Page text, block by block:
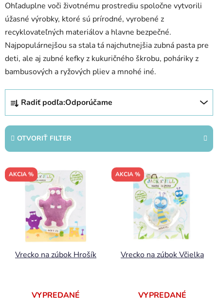
Ohľaduplne voči životnému prostrediu spoločne vytvorili
úžasné výrobky, ktoré sú prírodné, vyrobené z
recyklovateľných materiálov a hlavne bezpečné.
Najpopulárnejšou sa stala tá najchutnejšia zubná pasta pre
deti, ale aj zubné kefky z kukuričného škrobu, poháriky z
bambusových a ryžových pliev a mnohé iné.
d
e
n
e
p
Radiť podľa:Odporúčame
OTVORIŤ FILTER
V
ýAKCIA %
Vrecko na zúbok Hrošík
VYPREDANÉ
AKCIA %
Vrecko na zúbok Včielka
VYPREDANÉ